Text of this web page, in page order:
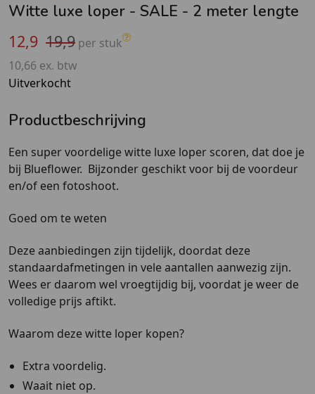
Witte luxe loper - SALE - 2 meter lengte
12,9 19,9 per stuk
10,66 ex. btw
Uitverkocht
Productbeschrijving
Een super voordelige witte luxe loper scoren, dat doe je
bij Blueflower. Bijzonder geschikt voor bij de voordeur
en/of een fotoshoot.
Goed om te weten
Deze aanbiedingen zijn tijdelijk, doordat deze
standaardafmetingen in vele aantallen aanwezig zijn.
Wees er daarom wel vroegtijdig bij, voordat je weer de
volledige prijs aftikt.
Waarom deze witte loper kopen?
Extra voordelig.
Waait niet op.